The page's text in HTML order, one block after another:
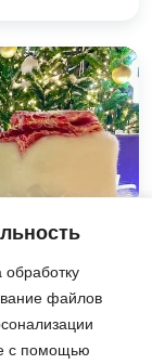
обработку
файлов
с помощью